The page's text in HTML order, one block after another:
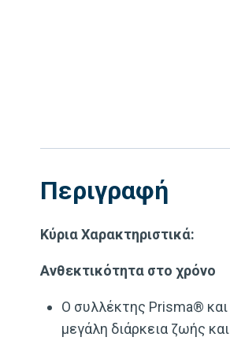
Περιγραφή
Κύρια Χαρακτηριστικά:
Aνθεκτικότητα στο χρόνο
Ο συλλέκτης Prisma® και
μεγάλη διάρκεια ζωής